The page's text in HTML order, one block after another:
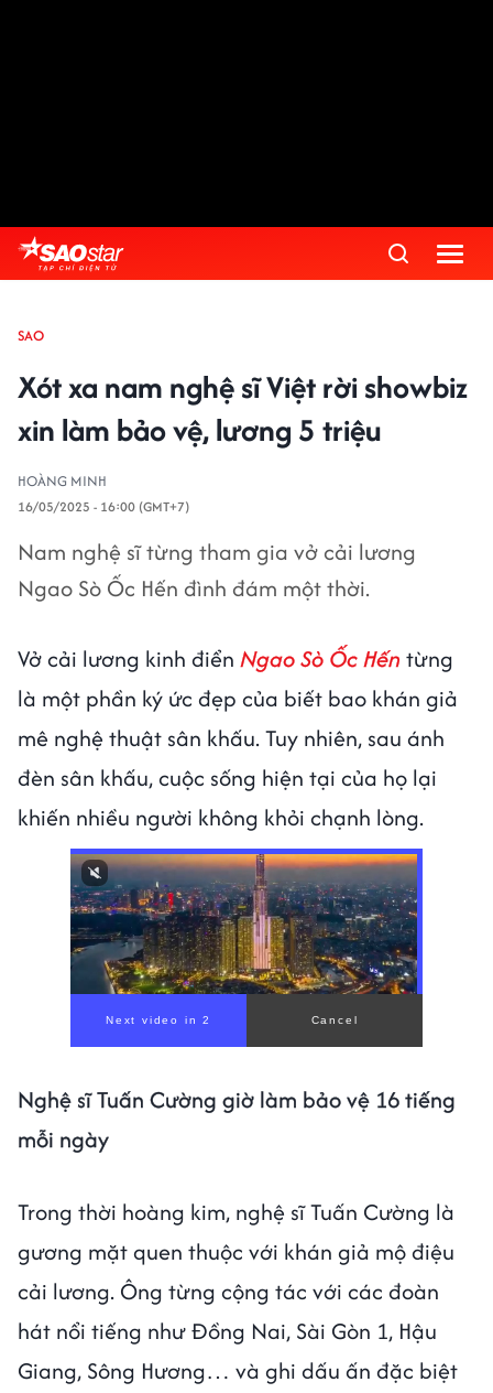
SAO
Xót xa nam nghệ sĩ Việt rời showbiz
xin làm bảo vệ, lương 5 triệu
HOÀNG MINH
16/05/2025 - 16:00 (GMT+7)
Nam nghệ sĩ từng tham gia vở cải lương
Ngao Sò Ốc Hến đình đám một thời.
Vở cải lương kinh điển Ngao Sò Ốc Hến từng
là một phần ký ức đẹp của biết bao khán giả
mê nghệ thuật sân khấu. Tuy nhiên, sau ánh
đèn sân khấu, cuộc sống hiện tại của họ lại
khiến nhiều người không khỏi chạnh lòng.
Nghệ sĩ Tuấn Cường giờ làm bảo vệ 16 tiếng
mỗi ngày
Trong thời hoàng kim, nghệ sĩ Tuấn Cường là
gương mặt quen thuộc với khán giả mộ điệu
cải lương. Ông từng cộng tác với các đoàn
hát nổi tiếng như Đồng Nai, Sài Gòn 1, Hậu
Giang, Sông Hương… và ghi dấu ấn đặc biệt